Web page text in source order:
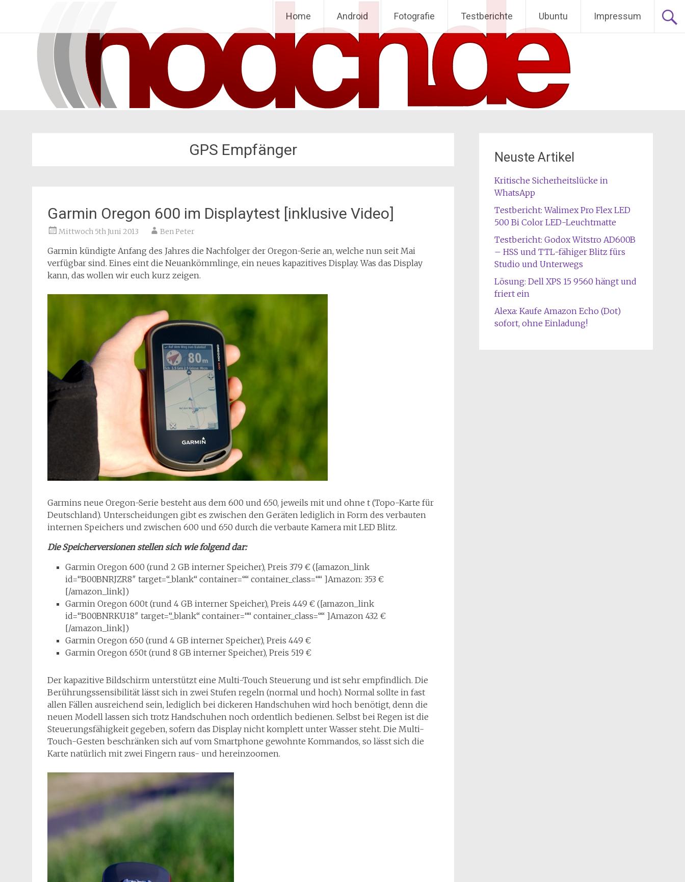
springen
Home Android Fotografie Testberichte Ubuntu Impressum
GPS Empfänger
Garmin Oregon 600 im Displaytest [inklusive Video]
Mittwoch 5th Juni 2013 Ben Peter
Garmin kündigte Anfang des Jahres die Nachfolger der Oregon-Serie an, welche nun seit Mai
verfügbar sind. Eines eint die Neuankömmlinge, ein neues kapazitives Display. Was das Display
kann, das wollen wir euch kurz zeigen.
Garmins neue Oregon-Serie besteht aus dem 600 und 650, jeweils mit und ohne t (Topo-Karte für
Deutschland). Unterscheidungen gibt es zwischen den Geräten lediglich in Form des verbauten
internen Speichers und zwischen 600 und 650 durch die verbaute Kamera mit LED Blitz.
Die Speicherversionen stellen sich wie folgend dar:
Garmin Oregon 600 (rund 2 GB interner Speicher), Preis 379 € ([amazon_link
id=“B00BNRJZR8″ target=“_blank“ container=““ container_class=““ ]Amazon: 353 €
[/amazon_link])
Garmin Oregon 600t (rund 4 GB interner Speicher), Preis 449 € ([amazon_link
id=“B00BNRKU18″ target=“_blank“ container=““ container_class=““ ]Amazon 432 €
[/amazon_link])
Garmin Oregon 650 (rund 4 GB interner Speicher), Preis 449 €
Garmin Oregon 650t (rund 8 GB interner Speicher), Preis 519 €
Der kapazitive Bildschirm unterstützt eine Multi-Touch Steuerung und ist sehr empfindlich. Die
Berührungssensibilität lässt sich in zwei Stufen regeln (normal und hoch). Normal sollte in fast
allen Fällen ausreichend sein, lediglich bei dickeren Handschuhen wird hoch benötigt, denn die
neuen Modell lassen sich trotz Handschuhen noch ordentlich bedienen. Selbst bei Regen ist die
Steuerungsfähigkeit gegeben, sofern das Display nicht komplett unter Wasser steht. Die Multi-
Touch-Gesten beschränken sich auf vom Smartphone gewohnte Kommandos, so lässt sich die
Karte natürlich mit zwei Fingern raus- und hereinzoomen.
Neuste Artikel
Kritische Sicherheitslücke in
WhatsApp
Testbericht: Walimex Pro Flex LED
500 Bi Color LED-Leuchtmatte
Testbericht: Godox Witstro AD600B
– HSS und TTL-fähiger Blitz fürs
Studio und Unterwegs
Lösung: Dell XPS 15 9560 hängt und
friert ein
Alexa: Kaufe Amazon Echo (Dot)
sofort, ohne Einladung!